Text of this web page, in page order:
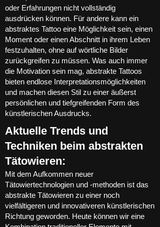
oder Erfahrungen nicht vollständig
ausdrücken können. Für andere kann ein
abstraktes Tattoo eine Möglichkeit sein, einen
Moment oder einen Abschnitt in ihrem Leben
festzuhalten, ohne auf wörtliche Bilder
zurückgreifen zu müssen. Was auch immer
die Motivation sein mag, abstrakte Tattoos
bieten endlose Interpretationsmöglichkeiten
und machen diesen Stil zu einer äußerst
persönlichen und tiefgreifenden Form des
künstlerischen Ausdrucks.
Aktuelle Trends und
Techniken beim abstrakten
Tätowieren:
Mit dem Aufkommen neuer
Tätowiertechnologien und -methoden ist das
abstrakte Tätowieren zu einer noch
vielfältigeren und innovativeren künstlerischen
Richtung geworden. Heute können wir eine